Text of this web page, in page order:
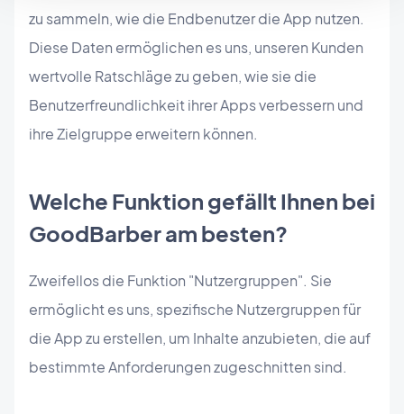
zu sammeln, wie die Endbenutzer die App nutzen.
Diese Daten ermöglichen es uns, unseren Kunden
wertvolle Ratschläge zu geben, wie sie die
Benutzerfreundlichkeit ihrer Apps verbessern und
ihre Zielgruppe erweitern können.
Welche Funktion gefällt Ihnen bei
GoodBarber am besten?
Zweifellos die Funktion "Nutzergruppen". Sie
ermöglicht es uns, spezifische Nutzergruppen für
die App zu erstellen, um Inhalte anzubieten, die auf
bestimmte Anforderungen zugeschnitten sind.